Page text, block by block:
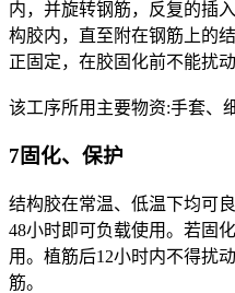
内，并旋转钢筋，反复的插
构胶内，直至附在钢筋上的
正固定，在胶固化前不能扰
该工序所用主要物资:手套、
7固化、保护
结构胶在常温、低温下均可
48小时即可负载使用。若固
用。植筋后12小时内不得扰
筋。